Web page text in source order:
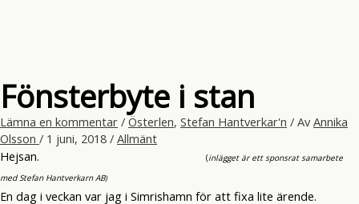
Fönsterbyte i stan
Lämna en kommentar / Österlen, Stefan Hantverkar'n / Av Annika
Olsson / 1 juni, 2018 / Allmänt
Hejsan.
(inlägget är ett sponsrat samarbete
med Stefan Hantverkarn AB)
En dag i veckan var jag i Simrishamn för att fixa lite ärende.